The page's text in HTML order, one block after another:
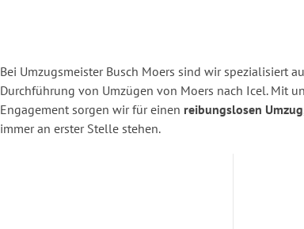
Bei Umzugsmeister Busch Moers sind wir spezialisiert
Durchführung von Umzügen von Moers nach Icel. Mit
Engagement sorgen wir für einen reibungslosen Umzug
immer an erster Stelle stehen.